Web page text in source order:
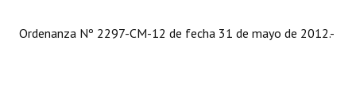
Ordenanza Nº 2297-CM-12 de fecha 31 de mayo de 2012.-